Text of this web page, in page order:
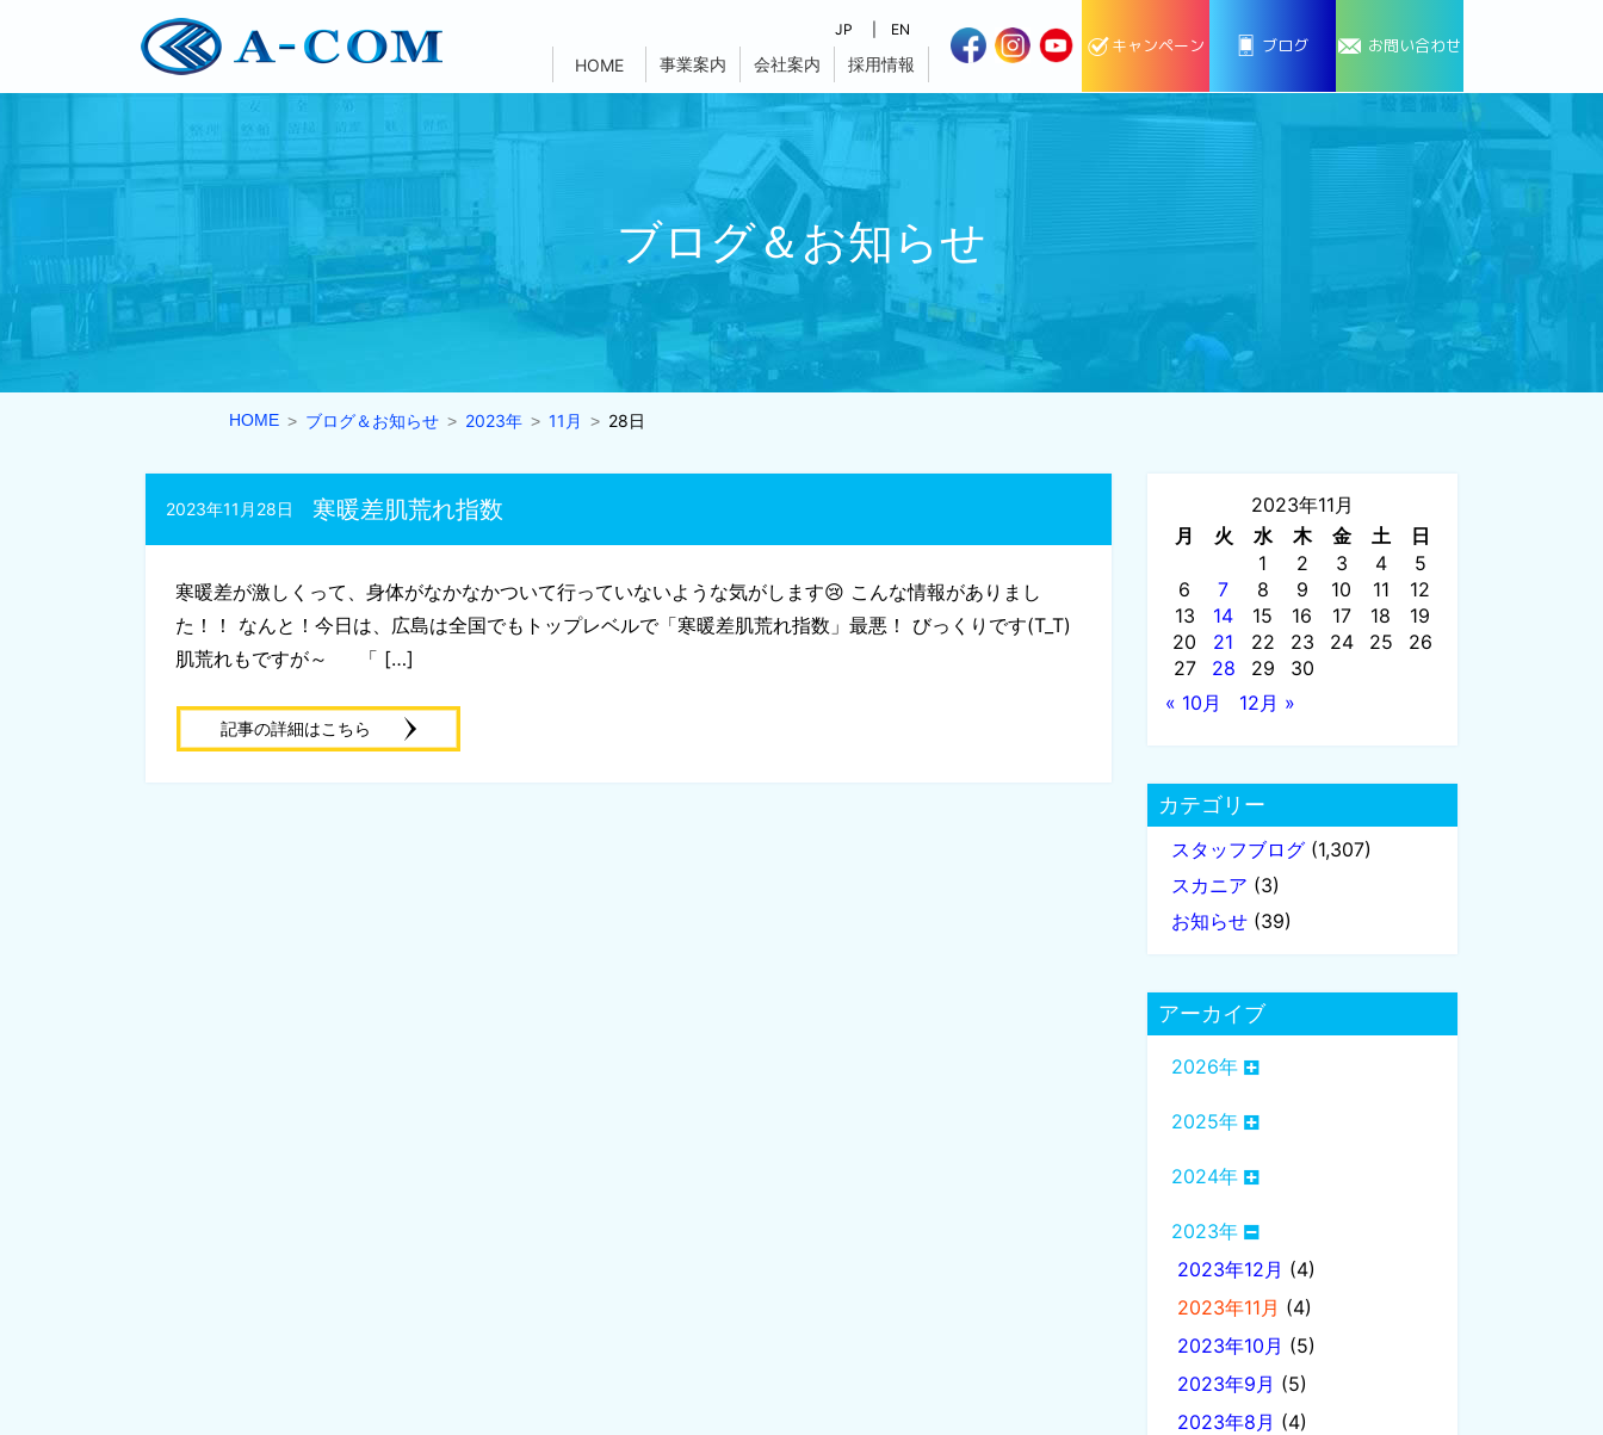
JP EN
HOME 事業案内 会社案内 採用情報
キャンペーン ブログ お問い合わせ
ブログ＆お知らせ
HOME ブログ＆お知らせ 2023年 11月 28日
寒暖差肌荒れ指数
2023年11月28日
寒暖差が激しくって、身体がなかなかついて行っていないような気がします😢 こんな情報がありまし
た！！ なんと！今日は、広島は全国でもトップレベルで「寒暖差肌荒れ指数」最悪！ びっくりです(T_T)
肌荒れもですが～ 「 […]
記事の詳細はこちら
2023年11月
月
火 水 木 金 土
日
1
2 3 4
5
6
7 8 9 10 11
12
13
14 15 16 17 18
19
20
21 22 23 24 25
26
27
28 29
30
« 10月
12月 »
カテゴリー
スタッフブログ (1,307)
スカニア (3)
お知らせ (39)
アーカイブ
2026年
2025年
2024年
2023年
2023年12月 (4)
2023年11月 (4)
2023年10月 (5)
2023年9月 (5)
2023年8月 (4)